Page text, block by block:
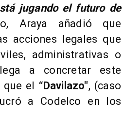
jugando el futuro de
Araya añadió que
acciones legales que
administrativas o
a concretar este
que el “Davilazo", (caso
a Codelco en los